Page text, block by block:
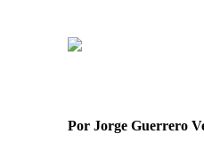
Por Jorge Guerrero